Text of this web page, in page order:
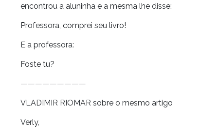
encontrou a aluninha e a mesma lhe disse:
Professora, comprei seu livro!
E a professora:
Foste tu?
—————————
VLADIMIR RIOMAR sobre o mesmo artigo
Verly,